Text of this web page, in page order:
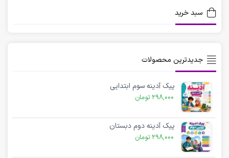
سبد خرید
جدیدترین محصولات
پیک آدینه سوم ابتدایی
298,000 تومان
پیک آدینه دوم دبستان
298,000 تومان